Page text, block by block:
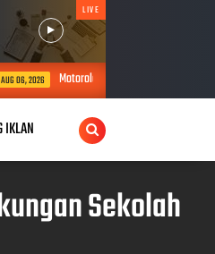
LIVE
Resmi Luncurkan Razr Fold di
IKLAN
Sekolah